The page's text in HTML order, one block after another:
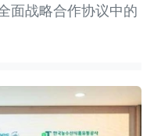
面战略合作协议中的